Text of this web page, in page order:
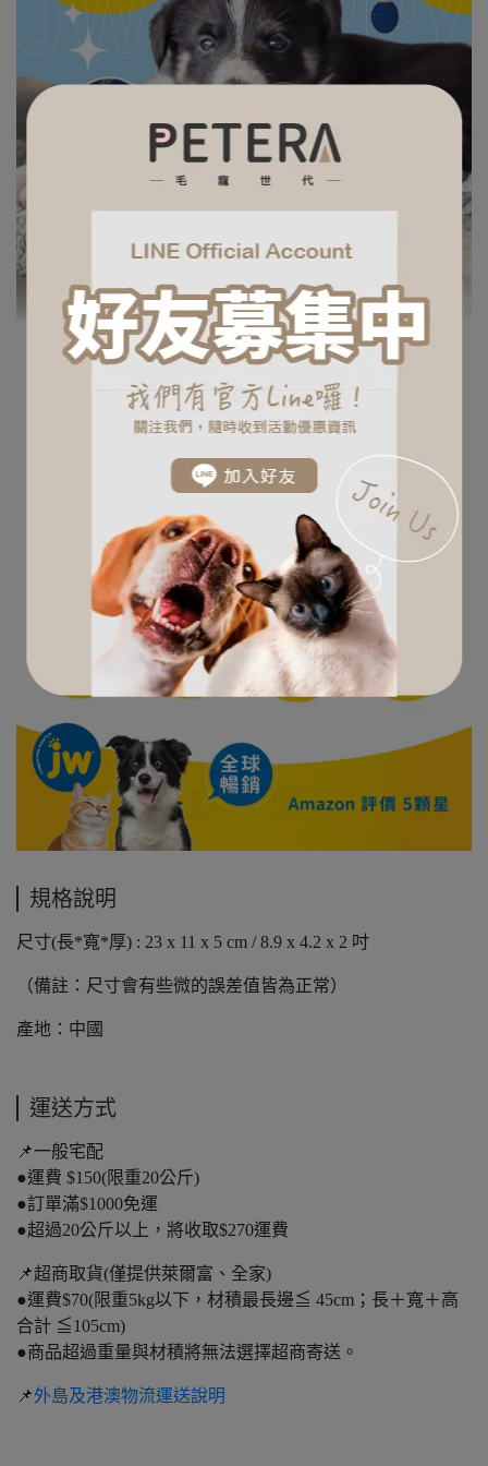
規格說明
尺寸(長*寬*厚) : 23 x 11 x 5 cm / 8.9 x 4.2 x 2 吋
（備註：尺寸會有些微的誤差值皆為正常）
產地：中國
運送方式
📌一般宅配
●運費 $150(限重20公斤)
●訂單滿$1000免運
●超過20公斤以上，將收取$270運費
📌超商取貨(僅提供萊爾富、全家)
●運費$70(限重5kg以下，材積最長邊≦ 45cm；長＋寬＋高
合計 ≦105cm)
●商品超過重量與材積將無法選擇超商寄送。
📌外島及港澳物流運送說明